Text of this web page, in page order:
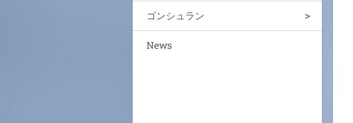
ゴンシュラン
News